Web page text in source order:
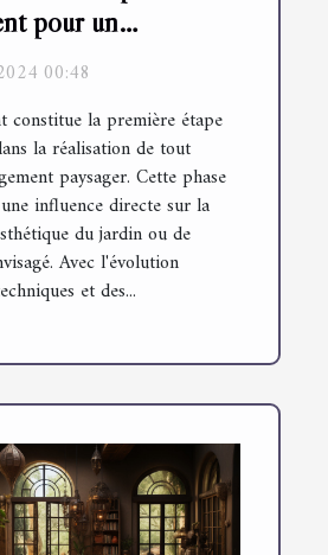
pour un
paysager optimal
00:48
constitue la première étape
la réalisation de tout
paysager. Cette phase
influence directe sur la
du jardin ou de
Avec l'évolution
et des...